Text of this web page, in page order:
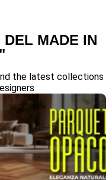
MADE IN
the latest collections